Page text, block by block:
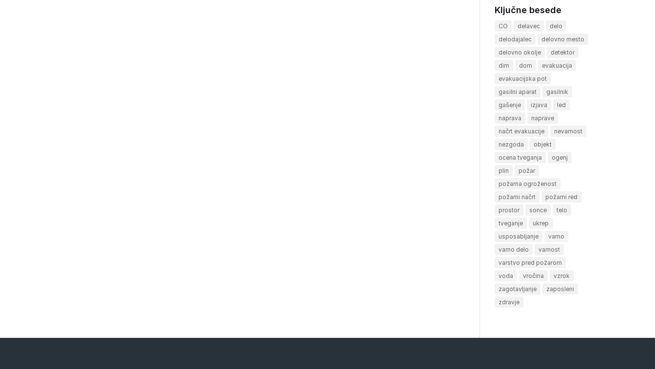
Ključne besede
CO delavec
delo
delodajalec
delovno mesto
delovno okolje
detektor
dim
dom
evakuacija
evakuacijska pot
gasilni aparat
gasilnik
gašenje
izjava
led
naprava
naprave
načrt evakuacije
nevarnost
nezgoda
objekt
ocena tveganja
ogenj
plin
požar
požarna ogroženost
požarni načrt
požarni red
prostor
sonce
telo
tveganje
ukrep
usposabljanje
varno
varno delo
varnost
varstvo pred požarom
voda
vročina
vzrok
zagotavljanje
zaposleni
zdravje